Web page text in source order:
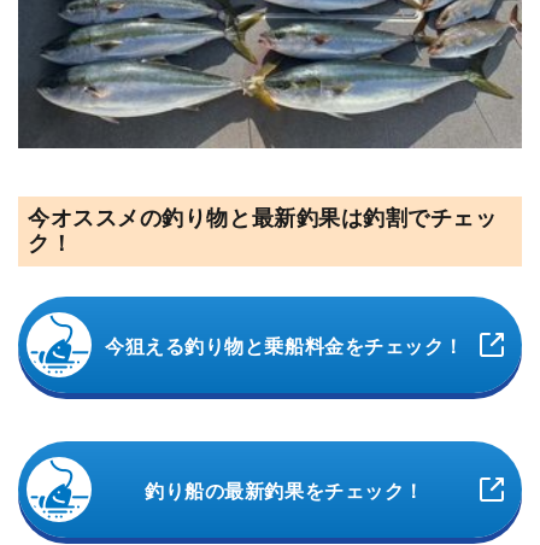
今オススメの釣り物と最新釣果は釣割でチェッ
ク！
今狙える釣り物と乗船料金をチェック！
釣り船の最新釣果をチェック！